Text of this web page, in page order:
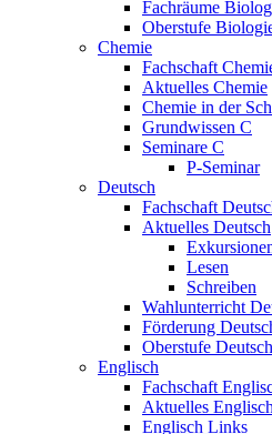
Fachräume
Oberstufe
Chemie
Fachschaft
Aktuelles Chemie
Chemie in der
Grundwissen C
Seminare C
P-Seminar
Deutsch
Fachschaft
Aktuelles Deutsch
Lesen
Schreiben
Wahlunterricht
Förderung
Oberstufe Deutsch
Englisch
Fachschaft
Aktuelles Englisch
Englisch Links